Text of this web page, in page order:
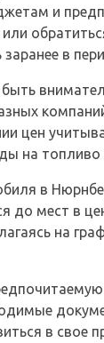
и
в
цен
на топливо
в
до мест в
на
в свое